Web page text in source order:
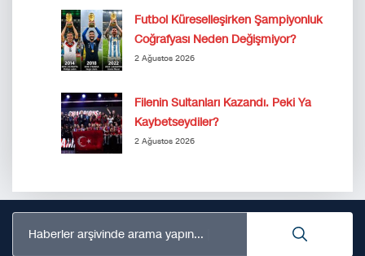
Futbol Küreselleşirken Şampiyonluk
Coğrafyası Neden Değişmiyor?
2 Ağustos 2026
Filenin Sultanları Kazandı. Peki Ya
Kaybetseydiler?
2 Ağustos 2026
Haberler arşivinde arama yapın...